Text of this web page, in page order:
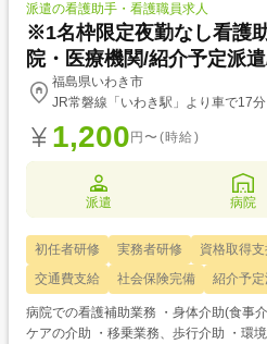
派遣の看護助手・看護職員求人
※1名枠限定夜勤なし看護
院・医療機関/紹介予定派
福島県いわき市
JR常磐線「いわき駅」より車で17分
1,200 円〜(時給)
派遣 病院
初任者研修 実務者研修 資格取得支
交通費支給
社会保険完備 紹介予定
病院での看護補助業務 ・身体介助(食事介助、入浴介助、排泄介助) ・清潔
ケアの介助 ・移乗業務、歩行介助 ・環